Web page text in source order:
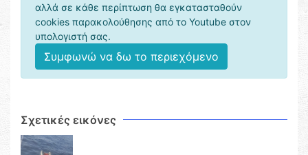
αλλά σε κάθε περίπτωση θα εγκατασταθούν
cookies παρακολούθησης από το Youtube στον
υπολογιστή σας.
Συμφωνώ να δω το περιεχόμενο
Σχετικές εικόνες